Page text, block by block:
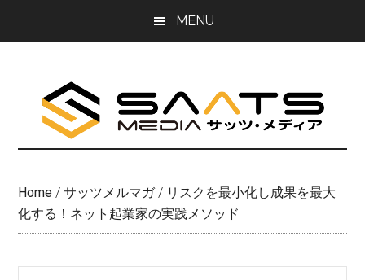
MENU
Home / サッツメルマガ / リスクを最小化し成果を最大
化する！ネット起業家の実践メソッド